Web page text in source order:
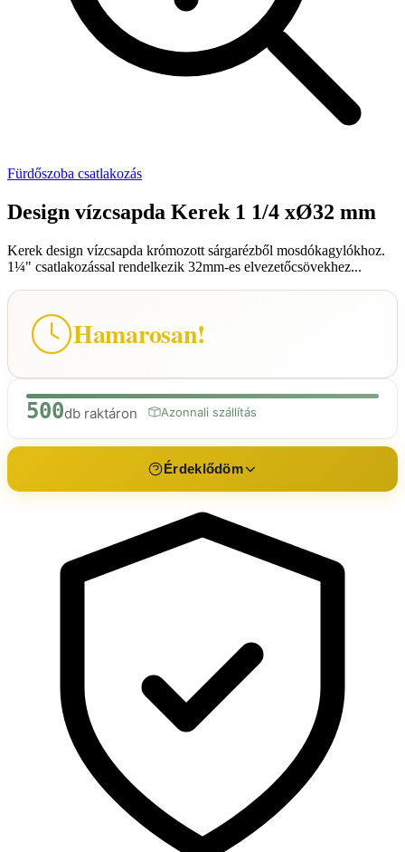
Fürdőszoba csatlakozás
Design vízcsapda Kerek 1 1/4 xØ32 mm
Kerek design vízcsapda krómozott sárgarézből mosdókagylókhoz.
1¼" csatlakozással rendelkezik 32mm-es elvezetőcsövekhez...
Hamarosan!
500db raktáron Azonnali szállítás
Érdeklődöm
Érdeklődés a termékről
Design vízcsapda Kerek 1 1/4 xØ32 mm
Név *
Telefon